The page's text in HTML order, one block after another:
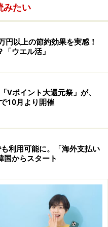
ューなどすべての
ージでまとめる！
のジャケットを買う場合
バーズカードを提示して
ヘビーユーザーは次のよ
スイカ機能付きのビュー
電子マネーのスイカに２
ビューサンクスポイント
みたい
円以上の節約効果を実感！
ウエル活」
Vポイント大還元祭」が、
10月より開催
利用可能に。「海外支払い
国からスタート